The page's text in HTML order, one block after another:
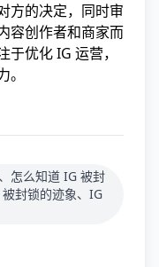
方的决定，同时审
容创作者和商家而
优化 IG 运营，
怎么知道 IG 被封
封锁的迹象、IG